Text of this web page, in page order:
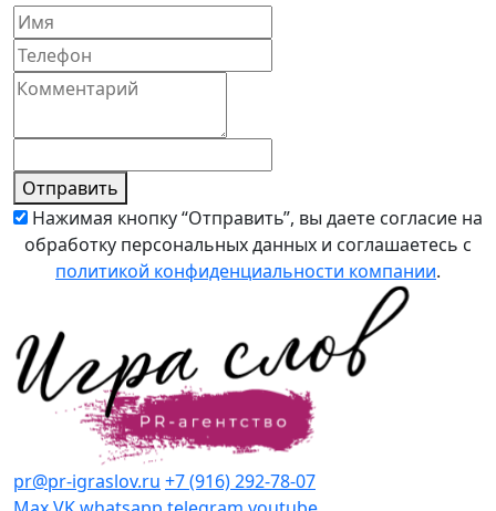
Отправить
Нажимая кнопку “Отправить”, вы даете согласие на
обработку персональных данных и соглашаетесь с
политикой конфиденциальности компании.
pr@pr-igraslov.ru +7 (916) 292-78-07